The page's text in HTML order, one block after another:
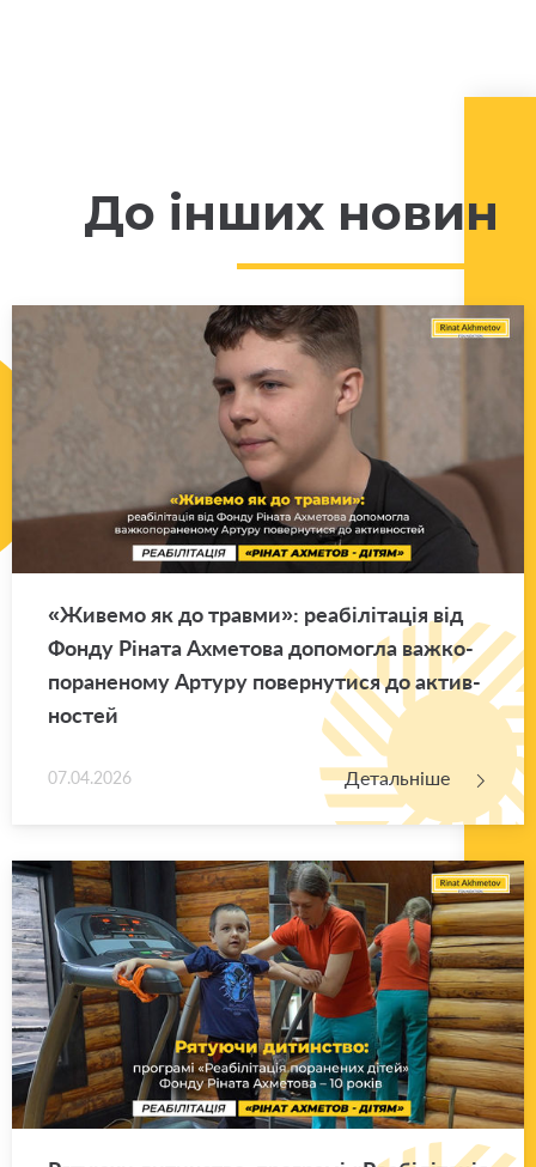
До інших новин
«Жи­ве­мо як до трав­ми»: ре­а­бі­лі­та­ція від
Фонду Рі­на­та Ахме­то­ва до­по­мо­гла важ­ко­
по­ра­не­но­му Ар­ту­ру по­вер­ну­ти­ся до актив­
но­стей
07.04.2026 Детальніше